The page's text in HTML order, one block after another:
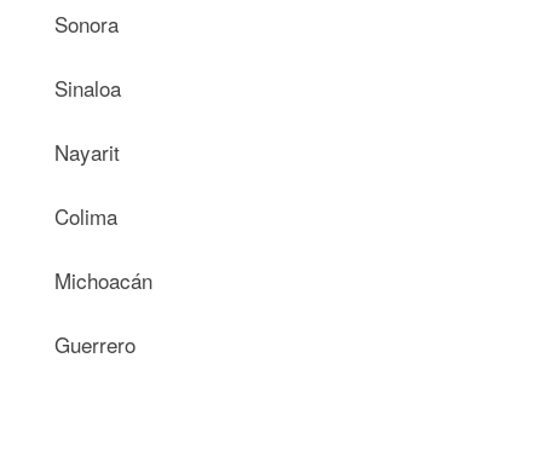
Sonora
Sinaloa
Nayarit
Colima
Michoacán
Guerrero